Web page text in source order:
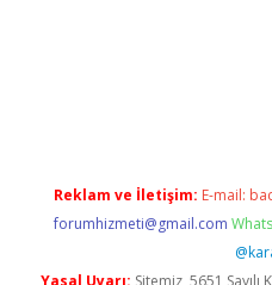
Reklam ve İletişim: E-mail:
forumhizmeti@gmail.com
Yasal Uyarı: Sitemiz, 5651